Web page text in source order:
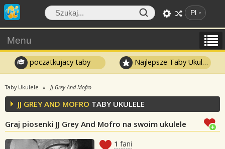
Pl
Menu
poczatkujacy taby Najlepsze Taby Ukulele
Taby Ukulele JJ Grey And Mofro
JJ GREY AND MOFRO TABY UKULELE
Graj piosenki JJ Grey And Mofro na swoim ukulele
1 fani